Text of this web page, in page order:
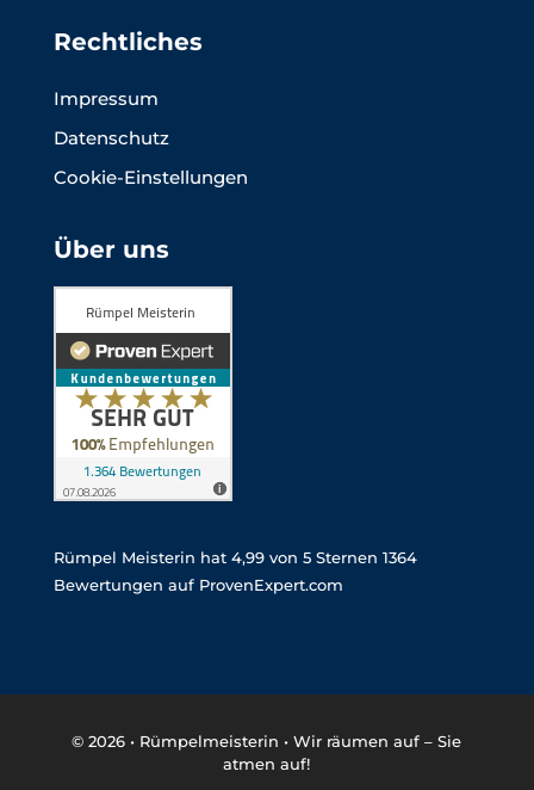
Rechtliches
Impressum
Datenschutz
Cookie-Einstellungen
Über uns
Rümpel Meisterin hat 4,99von 5Sternen 1364
Bewertungen auf ProvenExpert.com
© 2026 • Rümpelmeisterin • Wir räumen auf – Sie
atmen auf!